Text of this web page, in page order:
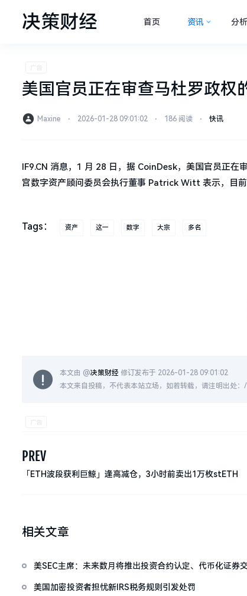
决策财经 首页 资讯 分析
美国官员正在审查马杜罗政权
Maxine ⋅ 2026-01-28 09:01:02 ⋅ 186 阅读 ⋅ 快讯
IF9.CN 消息，1 月 28 日，据 CoinDesk，美国官员正在
宫数字资产顾问委员会执行董事 Patrick Witt 表示，目
Tags： 资产 这一 数字 大宗 多名
本文由 @决策财经 修订发布于 2026-01-28 09:01:02
本文来自投稿，不代表本站立场，如若转载，请注明出处
PREV
「ETH波段获利巨鲸」逢高减仓，3小时前卖出1万枚stETH
相关文章
美SEC主席：未来数月将推出投资合约认定、代币化证券交
美国加密投资者担忧新IRS税务规则引发处罚